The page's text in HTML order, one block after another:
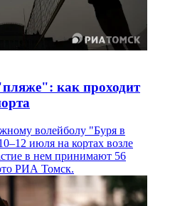
как проходит
волейболу "Буря в
июля на кортах возле
в нем принимают 56
РИА Томск.